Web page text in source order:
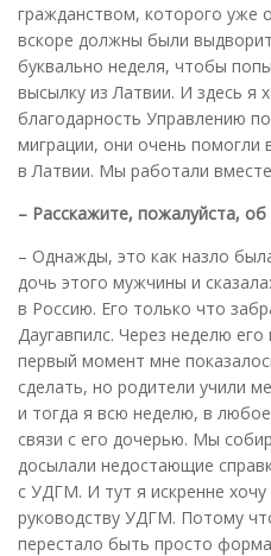
гражданством, которого уже
вскоре должны были
буквально неделя, чтобы
высылку из Латвии. И здесь я
благодарность Управлению
миграции, они очень помогли
в Латвии. Мы работали
– Расскажите, пожалуйста,
– Однажды, это как назло
дочь этого мужчины и
в Россию. Его только что
Даугавпилс. Через неделю
первый момент мне
сделать, но родители учили
и тогда я всю неделю, в
связи с его дочерью. Мы
досылали недостающие
с УДГМ. И тут я искренне
руководству УДГМ. Потому
перестало быть просто